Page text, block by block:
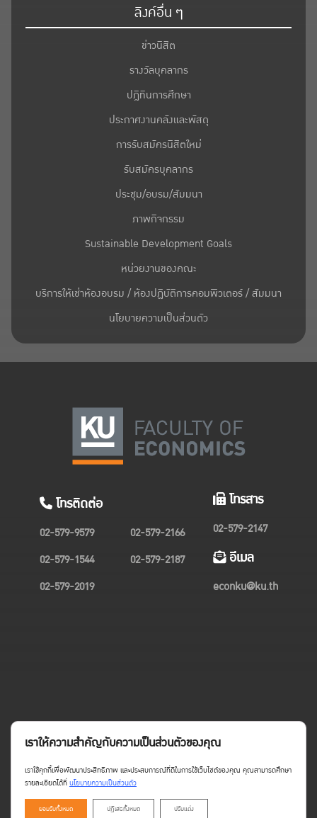
ลิงค์อื่น ๆ
ข่าวนิสิต
รางวัลบุคลากร
ปฎิทินการศึกษา
ประกาศงานคลังและพัสดุ
การรับสมัครนิสิตใหม่
รับสมัครบุคลากร
ประชุม/อบรม/สัมมนา
ภาพกิจกรรม
Sustainable Development Goals
หน่วยงานของคณะ
บริการให้เช่าห้องอบรม / ห้องปฏิบัติการคอมพิวเตอร์ / สัมมนา
นโยบายความเป็นส่วนตัว
โทรติดต่อ
02-579-9579
02-579-1544
02-579-2019
02-579-2166
02-579-2187
โทรสาร
02-579-2147
อีเมล
econku@ku.th
เราให้ความสำคัญกับความเป็นส่วนตัวของคุณ
เราใช้คุกกี้เพื่อพัฒนาประสิทธิภาพ และประสบการณ์ที่ดีในการใช้เว็บไซต์ของคุณ คุณสามารถศึกษา
รายละเอียดได้ที่นโยบายความเป็นส่วนตัว
ยอมรับทั้งหมด ปฏิเสธทั้งหมด ปรับแต่ง